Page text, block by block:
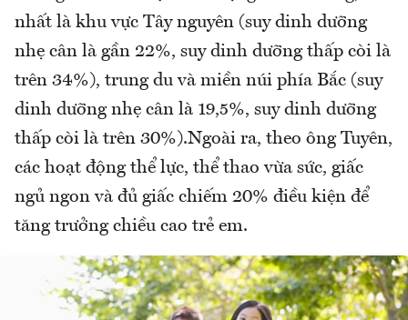
nhất là khu vực Tây nguyên (suy dinh dưỡng
nhẹ cân là gần 22%, suy dinh dưỡng thấp còi là
trên 34%), trung du và miền núi phía Bắc (suy
dinh dưỡng nhẹ cân là 19,5%, suy dinh dưỡng
thấp còi là trên 30%).Ngoài ra, theo ông Tuyên,
các hoạt động thể lực, thể thao vừa sức, giấc
ngủ ngon và đủ giấc chiếm 20% điều kiện để
tăng trưởng chiều cao trẻ em.